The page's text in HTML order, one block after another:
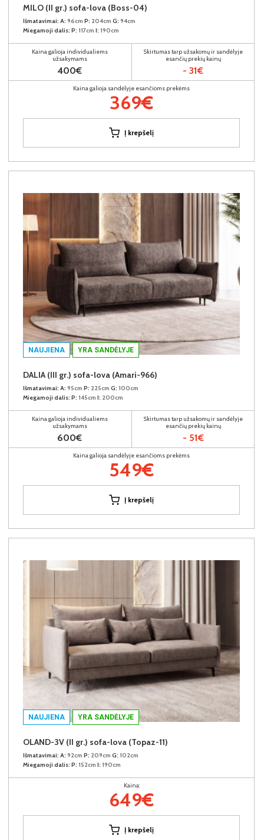
MILO (II gr.) sofa-lova (Boss-04)
Išmatavimai: A: 96cm P: 204cm G: 94cm
Miegamoji dalis: P: 117cm I: 190cm
Kaina galioja individualiems
užsakymams
400€
Skirtumas tarp užsakomų ir sandėlyje
esančių prekių kainų
- 31€
Kaina galioja sandėlyje esančioms prekėms
369€
Į krepšelį
NAUJIENA YRA SANDĖLYJE
DALIA (III gr.) sofa-lova (Amari-966)
Išmatavimai: A: 95cm P: 225cm G: 100cm
Miegamoji dalis: P: 145cm I: 200cm
Kaina galioja individualiems
užsakymams
600€
Skirtumas tarp užsakomų ir sandėlyje
esančių prekių kainų
- 51€
Kaina galioja sandėlyje esančioms prekėms
549€
Į krepšelį
NAUJIENA YRA SANDĖLYJE
OLAND-3V (II gr.) sofa-lova (Topaz-11)
Išmatavimai: A: 92cm P: 209cm G: 102cm
Miegamoji dalis: P: 152cm I: 190cm
Kaina:
649€
Į krepšelį